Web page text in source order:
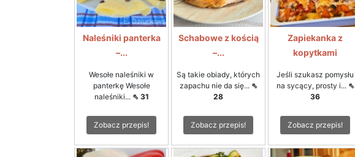
Naleśniki panterka
–...
Wesołe naleśniki w
panterkę Wesołe
naleśniki... ⇖ 31
Zobacz przepis!
Schabowe z kością
–...
Są takie obiady, których
zapachu nie da się... ⇖
28
Zobacz przepis!
Zapiekanka z
kopytkami
Jeśli szukasz pomysłu
na sycący, prosty i... ⇖
36
Zobacz przepis!